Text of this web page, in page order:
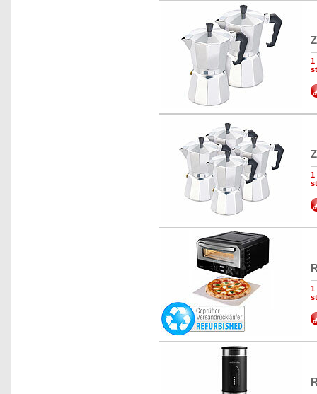
1
1
1